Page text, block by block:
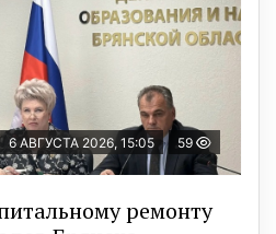
6 АВГУСТА 2026, 15:05 59
ремонту